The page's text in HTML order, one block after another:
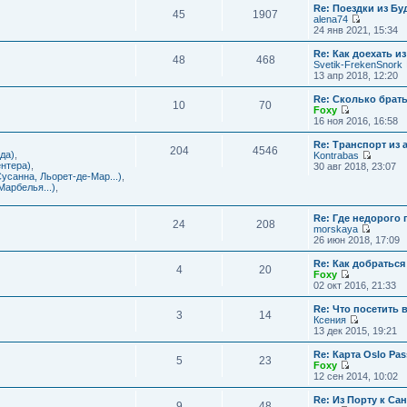
ю
о
б
щ
е
н
и
ю
е
м
у
с
о
о
б
щ
е
и
ю
л
д
н
е
м
у
с
о
б
щ
е
н
и
к
п
о
л
е
д
н
е
у
с
о
о
б
и
ю
45 1907
Re: Поездки из
alena74
П
е
р
е
й
т
к
п
о
л
е
д
с
о
о
щ
н
и
ю
24 янв 2021, 15:34
48 468
Re: Как доехать
Svetik-FrekenSnork
13 апр 2018, 12:20
10 70
Re: Сколько
Foxy
П
е
р
е
й
т
п
о
с
л
е
д
н
е
с
о
о
щ
н
и
ю
16 ноя 2016, 16:58
Льорет-де-Мар...)
204 4546
Re: Транспорт из
Kontrabas
П
й
т
п
о
л
е
д
е
с
о
о
щ
30 авг 2018, 23:07
24 208
Re: Где недорого
morskaya
П
е
р
е
й
т
к
п
о
л
д
н
е
26 июн 2018, 17:09
4 20
Re: Как
Foxy
П
е
р
е
й
т
к
п
о
л
02 окт 2016, 21:33
3 14
Re: Что посетить
Ксения
П
е
р
е
й
т
13 дек 2015, 19:21
5 23
Re: Карта Oslo
Foxy
П
е
р
12 сен 2014, 10:02
Re: Из Порту к